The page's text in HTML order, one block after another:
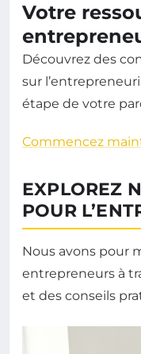
Votre
Découvrez des
sur
étape de votre
Commencez
EXPLOREZ
POUR
Nous avons pour
entrepreneurs à
et des conseils